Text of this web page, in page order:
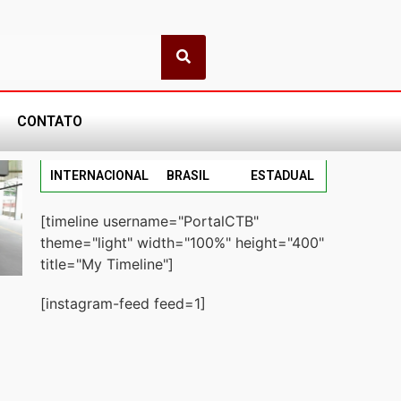
CONTATO
INTERNACIONAL BRASIL ESTADUAL
[timeline username="PortalCTB"
theme="light" width="100%" height="400"
title="My Timeline"]
[instagram-feed feed=1]